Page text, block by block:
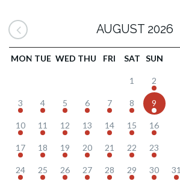
AUGUST 2026
MON TUE WED THU FRI SAT SUN
1 2
3 4 5 6 7 8 9
10 11 12 13 14 15 16
17 18 19 20 21 22 23
24 25 26 27 28 29 30 31